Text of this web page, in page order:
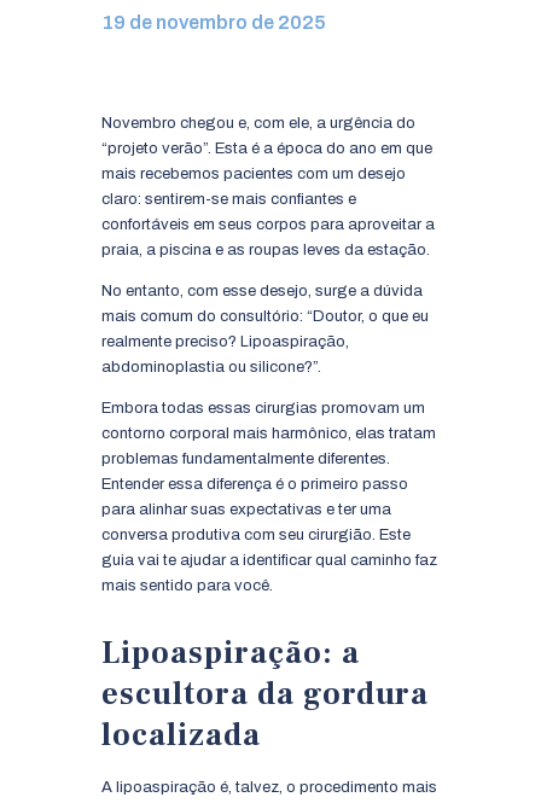
19 de novembro de 2025
Novembro chegou e, com ele, a urgência do
“projeto verão”. Esta é a época do ano em que
mais recebemos pacientes com um desejo
claro: sentirem-se mais confiantes e
confortáveis em seus corpos para aproveitar a
praia, a piscina e as roupas leves da estação.
No entanto, com esse desejo, surge a dúvida
mais comum do consultório: “Doutor, o que eu
realmente preciso? Lipoaspiração,
abdominoplastia ou silicone?”.
Embora todas essas cirurgias promovam um
contorno corporal mais harmônico, elas tratam
problemas fundamentalmente diferentes.
Entender essa diferença é o primeiro passo
para alinhar suas expectativas e ter uma
conversa produtiva com seu cirurgião. Este
guia vai te ajudar a identificar qual caminho faz
mais sentido para você.
Lipoaspiração: a
escultora da gordura
localizada
A lipoaspiração é, talvez, o procedimento mais